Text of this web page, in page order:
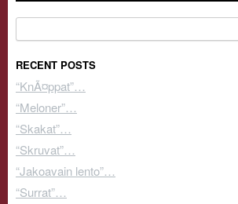
RECENT POSTS
“KnÃ¤ppat”…
“Meloner”…
“Skakat”…
“Skruvat”…
“Jakoavain lento”…
“Surrat”…